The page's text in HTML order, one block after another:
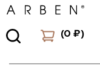
(0 ₽)